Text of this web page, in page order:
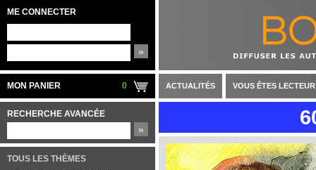
ME CONNECTER
»
MON PANIER 0
RECHERCHE AVANCÉE
»
TOUS LES THÈMES
ACTUALITÉS VOUS ÊTES LECTEUR